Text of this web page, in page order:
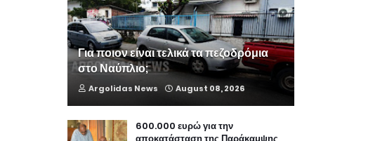
Για ποιον είναι τελικά τα πεζοδρόμια
στο Ναύπλιο;
Argolidas News August 08, 2026
600.000 ευρώ για την